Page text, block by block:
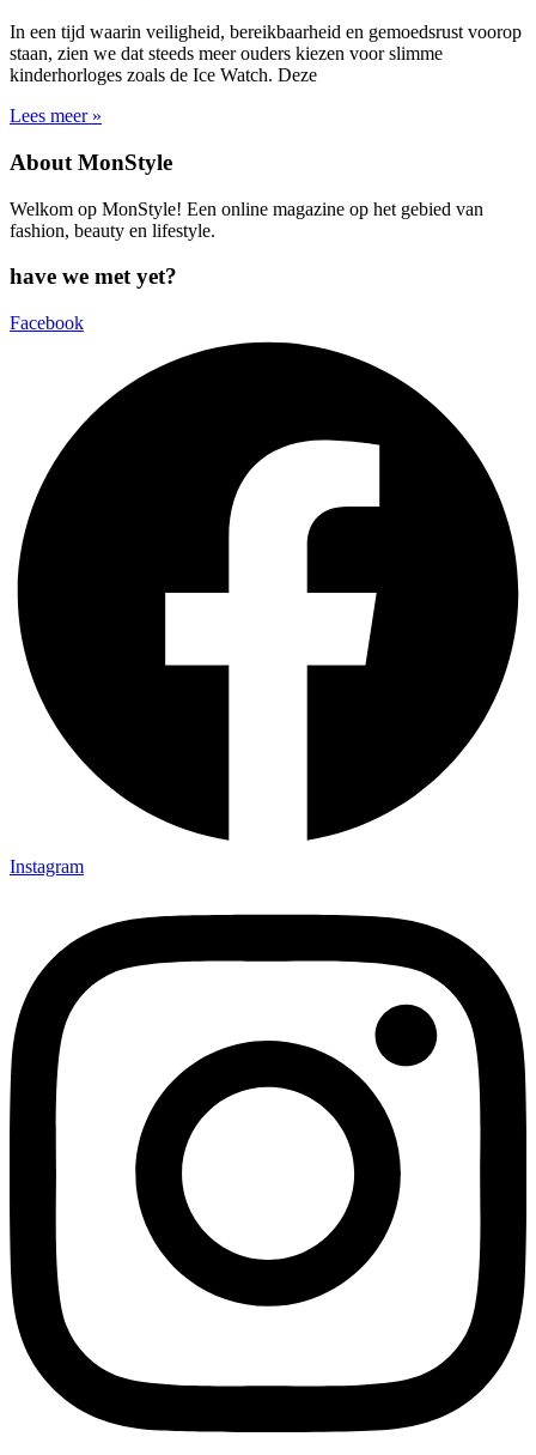
In een tijd waarin veiligheid, bereikbaarheid en gemoedsrust voorop
staan, zien we dat steeds meer ouders kiezen voor slimme
kinderhorloges zoals de Ice Watch. Deze
Lees meer »
About MonStyle
Welkom op MonStyle! Een online magazine op het gebied van
fashion, beauty en lifestyle.
have we met yet?
Facebook
Instagram